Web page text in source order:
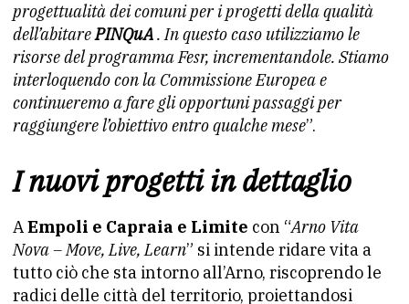
progettualità dei comuni per i progetti della qualità
dell’abitarePINQuA. In questo caso utilizziamo le
risorse del programma Fesr, incrementandole. Stiamo
interloquendo con la Commissione Europea e
continueremo a fare gli opportuni passaggi per
raggiungere l’obiettivo entro qualche mese”.
Inuovi progetti in dettaglio
AEmpoli e Capraia e Limite con “Arno Vita
Nova – Move, Live, Learn” si intende ridare vita a
tutto ciò che sta intorno all’Arno, riscoprendo le
radici delle città del territorio, proiettandosi